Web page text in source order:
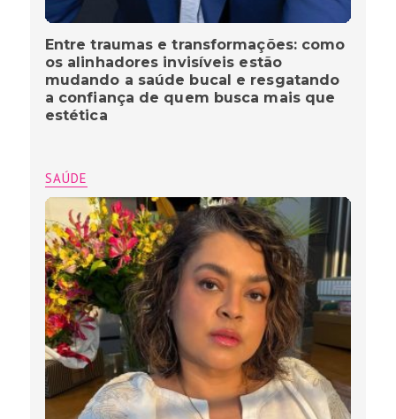
Entre traumas e transformações: como
os alinhadores invisíveis estão
mudando a saúde bucal e resgatando
a confiança de quem busca mais que
estética
SAÚDE